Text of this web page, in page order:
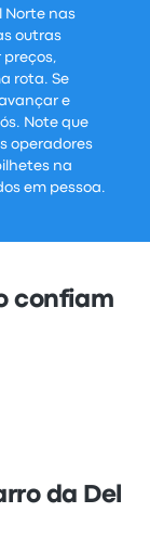
Norte nas
outras
preços,
rota. Se
e
Note que
operadores
na
em pessoa.
confiam
da Del